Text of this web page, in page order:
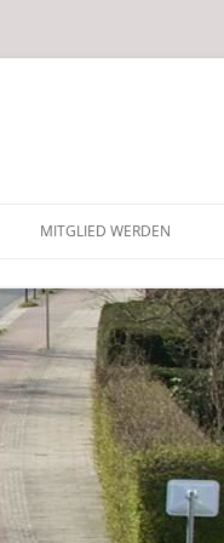
MITGLIED WERDEN